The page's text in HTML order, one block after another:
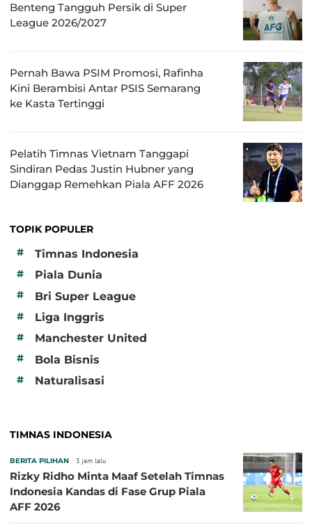
Benteng Tangguh Persik di Super
League 2026/2027
Pernah Bawa PSIM Promosi, Rafinha
Kini Berambisi Antar PSIS Semarang
ke Kasta Tertinggi
Pelatih Timnas Vietnam Tanggapi
Sindiran Pedas Justin Hubner yang
Dianggap Remehkan Piala AFF 2026
TOPIK POPULER
#
Timnas Indonesia
# Piala Dunia
# Bri Super League
# Liga Inggris
# Manchester United
# Bola Bisnis
# Naturalisasi
TIMNAS INDONESIA
BERITA PILIHAN 3 jam lalu
Rizky Ridho Minta Maaf Setelah Timnas
Indonesia Kandas di Fase Grup Piala
AFF 2026